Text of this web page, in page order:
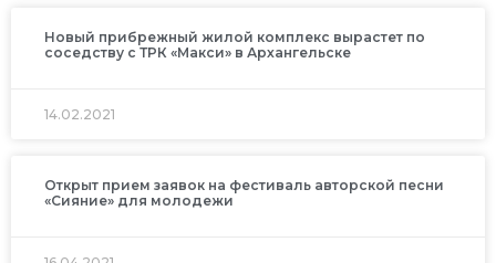
Новый прибрежный жилой комплекс вырастет по
соседству с ТРК «Макси» в Архангельске
14.02.2021
Открыт прием заявок на фестиваль авторской песни
«Сияние» для молодежи